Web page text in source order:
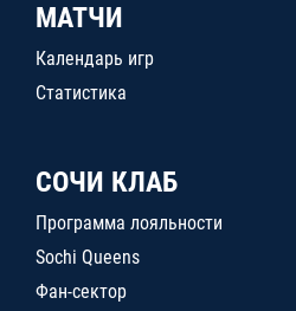
МАТЧИ
Календарь игр
Статистика
СОЧИ КЛАБ
Программа лояльности
Sochi Queens
Фан-сектор